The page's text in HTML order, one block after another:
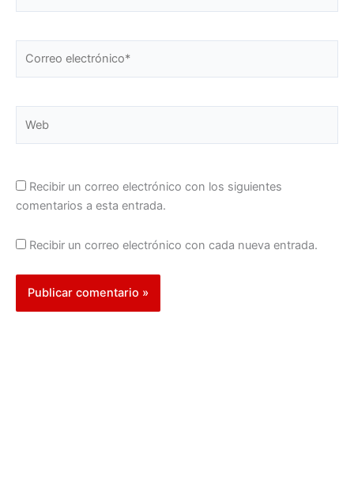
Recibir un correo electrónico con los siguientes
comentarios a esta entrada.
Recibir un correo electrónico con cada nueva entrada.